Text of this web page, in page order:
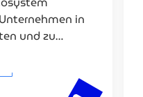
in
und zu